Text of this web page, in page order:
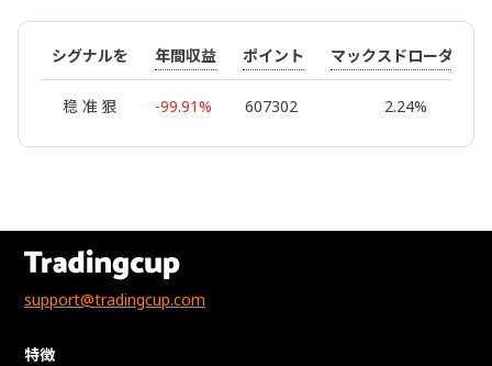
シグナルを 年間収益 ポイント マックスドローダウン
稳 准 狠 -99.91% 607302 2.24%
support@tradingcup.com
特徴